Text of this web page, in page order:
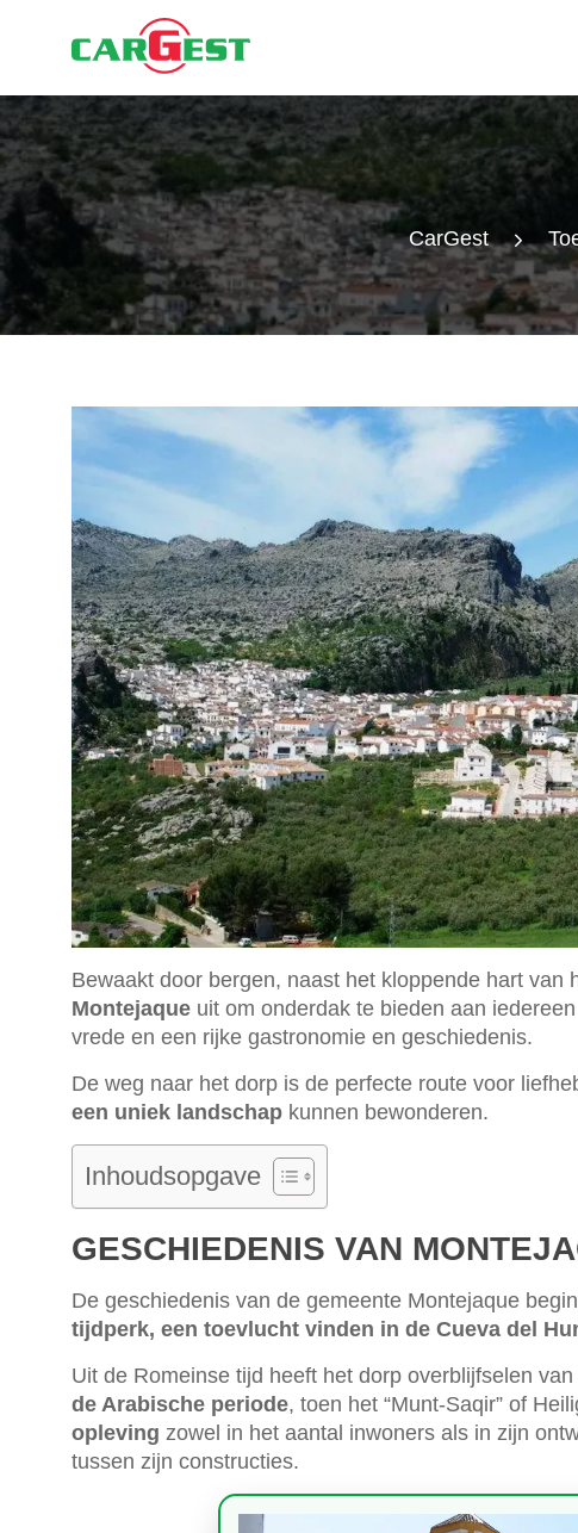
CarGest
Bewaakt door bergen, naast het kloppende hart van
Montejaque uit om onderdak te bieden aan
vrede en een rijke gastronomie en geschiedenis.
De weg naar het dorp is de perfecte route voor
een uniek landschap kunnen bewonderen.
Inhoudsopgave
GESCHIEDENIS VAN
De geschiedenis van de gemeente Montejaque
tijdperk, een toevlucht vinden in de Cueva del
Uit de Romeinse tijd heeft het dorp overblijfselen
de Arabische periode, toen het “Munt-Saqir” of
opleving zowel in het aantal inwoners als in zijn
tussen zijn constructies.